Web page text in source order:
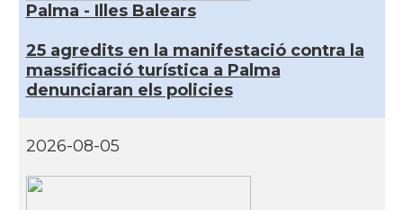
Palma - Illes Balears
25 agredits en la manifestació contra la
massificació turística a Palma
denunciaran els policies
2026-08-05